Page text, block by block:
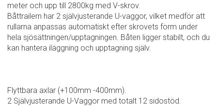
meter och upp till 2800kg med V-skrov.
Båttrailern har 2 självjusterande U-vaggor, vilket medför att
rullarna anpassas automatiskt efter skrovets form under
hela sjösättningen/upptagningen. Båten ligger stabilt, och du
kan hantera iläggning och upptagning själv.
Flyttbara axlar (+100mm -400mm).
2 Självjusterande U-Vaggor med totalt 12 sidostöd.